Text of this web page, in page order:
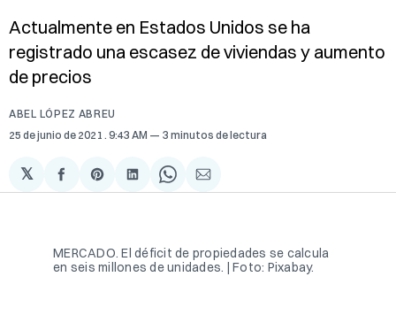
Actualmente en Estados Unidos se ha
registrado una escasez de viviendas y aumento
de precios
ABEL LÓPEZ ABREU
25 de junio de 2021 . 9:43 AM 3 minutos de lectura
𝕏
Compartir
en
Share
on
Compartir
en
Share
on
Compartir
via
MERCADO. El déficit de propiedades se calcula
en seis millones de unidades. | Foto: Pixabay.